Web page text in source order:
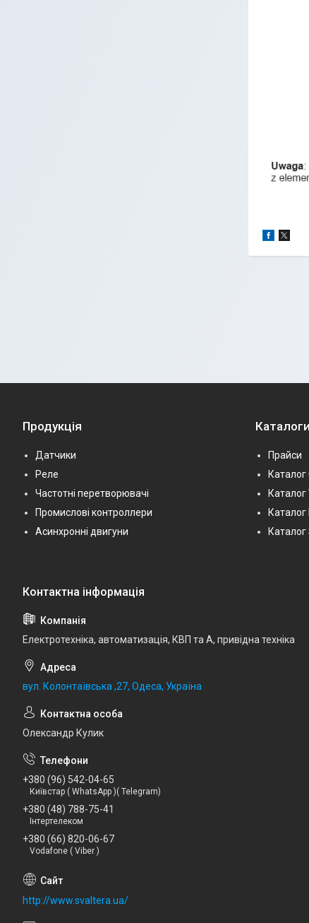
Продукція
Датчики
Реле
Частотні перетворювачі
Промислові контроллери
Асинхронні двигуни
Прайси
Каталог
Каталог
Електротехніка, автоматизація, КВП та А, привідна техніка
вул. Колонтаївська ,27, Одеса, Україна
Олександр Кулик
+380 (96) 542-04-65
Київстар ( WhatsApp )( Telegram)
+380 (48) 788-75-41
Інтертелеком
+380 (66) 820-06-67
Vodafone ( Viber )
http://www.svaltera.ua/